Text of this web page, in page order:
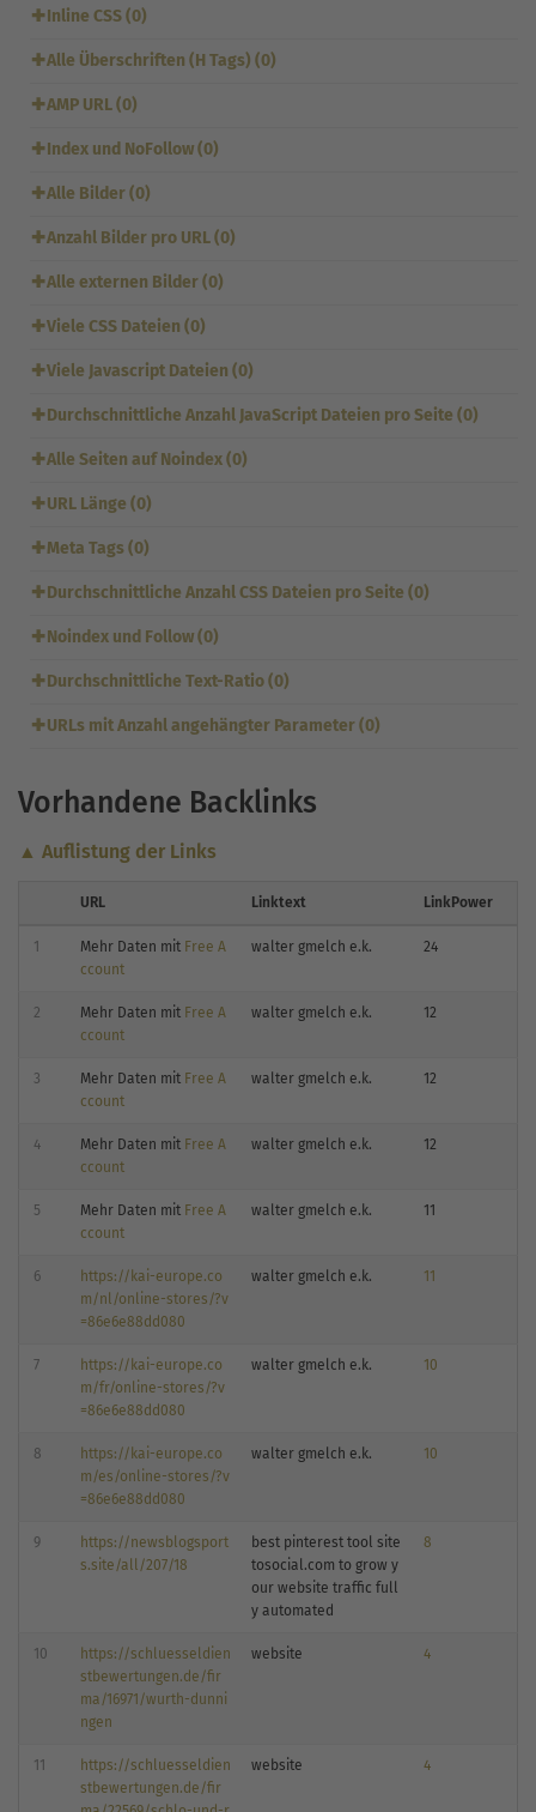
✚Inline CSS (0)
✚Alle Überschriften (H Tags) (0)
✚AMP URL (0)
✚Index und NoFollow (0)
✚Alle Bilder (0)
✚Anzahl Bilder pro URL (0)
✚Alle externen Bilder (0)
✚Viele CSS Dateien (0)
✚Viele Javascript Dateien (0)
✚Durchschnittliche Anzahl JavaScript Dateien pro Seite (0)
✚Alle Seiten auf Noindex (0)
✚URL Länge (0)
✚Meta Tags (0)
✚Durchschnittliche Anzahl CSS Dateien pro Seite (0)
✚Noindex und Follow (0)
✚Durchschnittliche Text-Ratio (0)
✚URLs mit Anzahl angehängter Parameter (0)
Vorhandene Backlinks
▲ Auflistung der Links
URL Linktext LinkPower
1 Mehr Daten mit Free A
ccount
walter gmelch e.k. 24
2 Mehr Daten mit Free A
ccount
walter gmelch e.k. 12
3 Mehr Daten mit Free A
ccount
walter gmelch e.k. 12
4 Mehr Daten mit Free A
ccount
walter gmelch e.k. 12
5 Mehr Daten mit Free A
ccount
walter gmelch e.k. 11
6
https://kai-europe.co
m/nl/online-stores/?v
=86e6e88dd080
walter gmelch e.k. 11
7
https://kai-europe.co
m/fr/online-stores/?v
=86e6e88dd080
walter gmelch e.k. 10
8
https://kai-europe.co
m/es/online-stores/?v
=86e6e88dd080
walter gmelch e.k. 10
9
https://newsblogsport
s.site/all/207/18
best pinterest tool site
tosocial.com to grow y
our website traffic full
y automated
8
10
https://schluesseldien
stbewertungen.de/fir
ma/16971/wurth-dunni
ngen
website 4
11
https://schluesseldien
stbewertungen.de/fir
website 4